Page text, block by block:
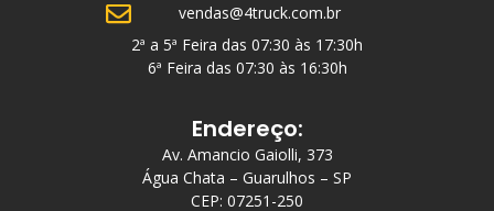
vendas@4truck.com.br
2ª a 5ª Feira das 07:30 às 17:30h
6ª Feira das 07:30 às 16:30h
Endereço:
Av. Amancio Gaiolli, 373
Água Chata – Guarulhos – SP
CEP: 07251-250